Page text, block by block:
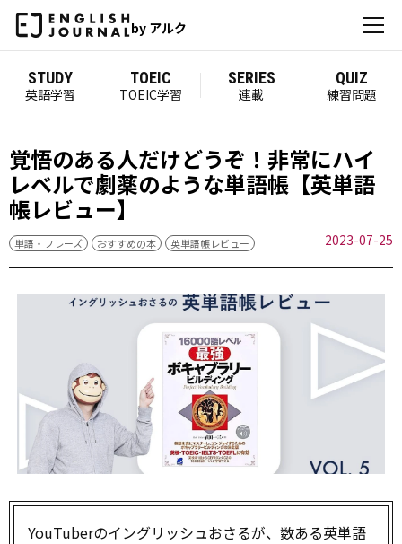
by アルク
STUDY
英語学習
TOEIC
TOEIC学習
SERIES
連載
QUIZ
練習問題
覚悟のある人だけどうぞ！非常にハイ
レベルで劇薬のような単語帳【英単語
帳レビュー】
単語・フレーズ おすすめの本 英単語帳レビュー 2023-07-25
YouTuberのイングリッシュおさるが、数ある英単語